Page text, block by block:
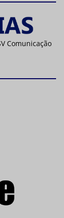
Comunicação